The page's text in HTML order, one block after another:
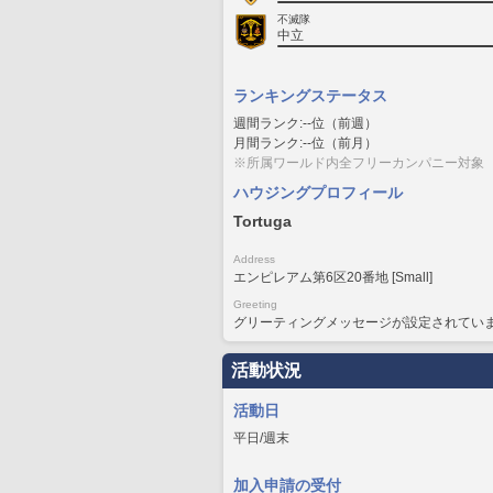
不滅隊
中立
ランキングステータス
週間ランク:--位（前週）
月間ランク:--位（前月）
※所属ワールド内全フリーカンパニー対象
ハウジングプロフィール
Tortuga
Address
エンピレアム第6区20番地 [Small]
Greeting
グリーティングメッセージが設定されてい
活動状況
活動日
平日/週末
加入申請の受付